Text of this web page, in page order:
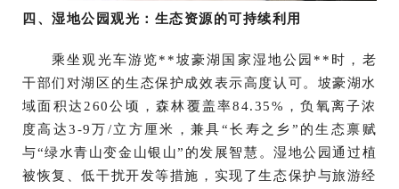
四、湿地公园观光：生态资源的可持续利用
乘坐观光车游览**坡豪湖国家湿地公园**时，老
干部们对湖区的生态保护成效表示高度认可。坡豪湖水
域面积达260公顷，森林覆盖率84.35%，负氧离子浓
度高达3-9万/立方厘米，兼具“长寿之乡”的生态禀赋
与“绿水青山变金山银山”的发展智慧。湿地公园通过植
被恢复、低干扰开发等措施，实现了生态保护与旅游经